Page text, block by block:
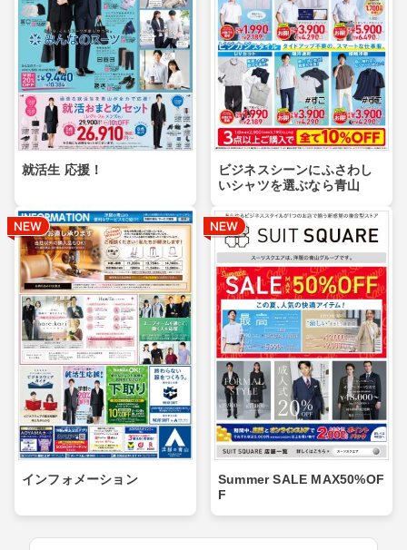
就活生 応援！
ビジネスシーンにふさわし
いシャツを選ぶなら青山
インフォメーション
Summer SALE MAX50%OF
F